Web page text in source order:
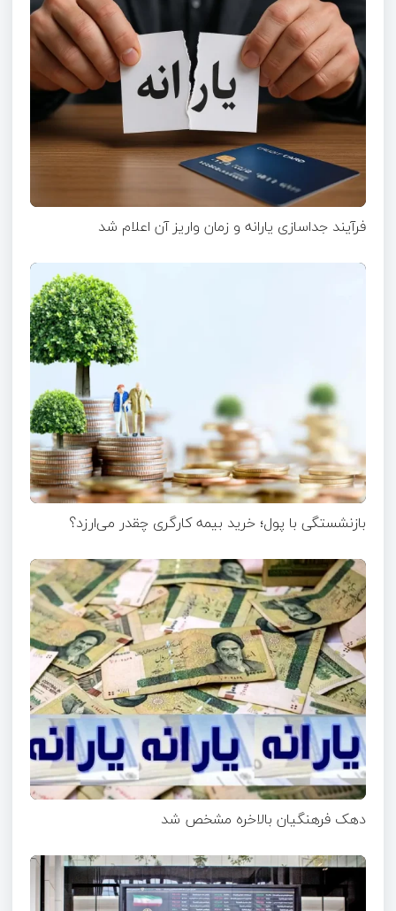
فرآیند جداسازی یارانه و زمان واریز آن اعلام شد
بازنشستگی با پول؛ خرید بیمه کارگری چقدر می‌ارزد؟
دهک فرهنگیان بالاخره مشخص شد